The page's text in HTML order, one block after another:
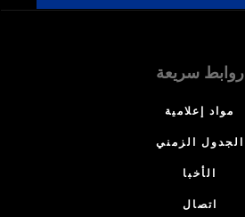
روابط سريعة
مواد إعلامية
الجدول الزمني
الأخبا
اتصال